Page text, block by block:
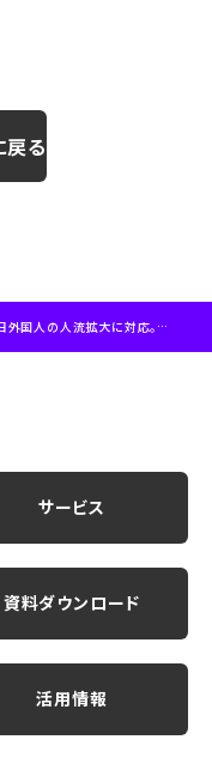
戻る
10月11日入国制限撤廃による訪日外国人の人流拡大に対応。世界16億IDの位置情報データ分析による外国人旅行者向け位置情報広告の拡充と、外国人の国内人流分析サービスの提供を開始
サービス
資料ダウンロード
活用情報